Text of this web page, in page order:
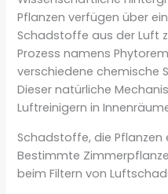
Pflanzen verfügen über
Schadstoffe aus der Luft
Prozess namens
verschiedene chemische
Dieser natürliche
Luftreinigern in
Schadstoffe, die Pflanzen
Bestimmte
beim Filtern von